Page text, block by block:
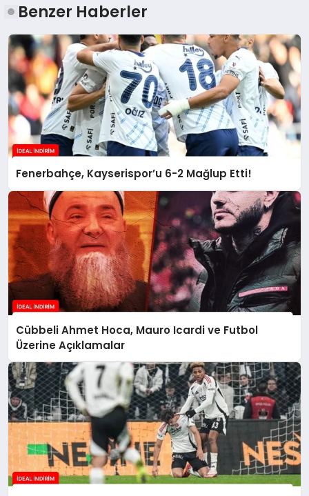
Benzer Haberler
Fenerbahçe, Kayserispor’u 6-2 Mağlup Etti!
Cübbeli Ahmet Hoca, Mauro Icardi ve Futbol
Üzerine Açıklamalar